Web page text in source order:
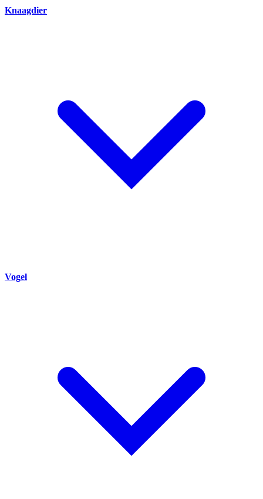
Knaagdier
Vogel